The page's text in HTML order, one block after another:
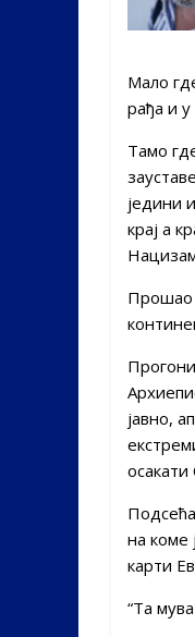
Мало
рађа и
Тамо
једини
крај а
Прошао
јавно,
на коме
карти
“Та